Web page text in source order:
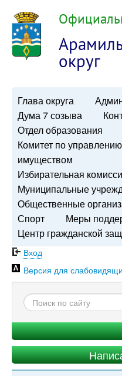
округ
Глава округа
Дума 7 созыва
Отдел образования
Комитет по
имуществом
Избирательная
Муниципальные
Общественные
Спорт
Меры
Центр гражданской
Вход
Версия для